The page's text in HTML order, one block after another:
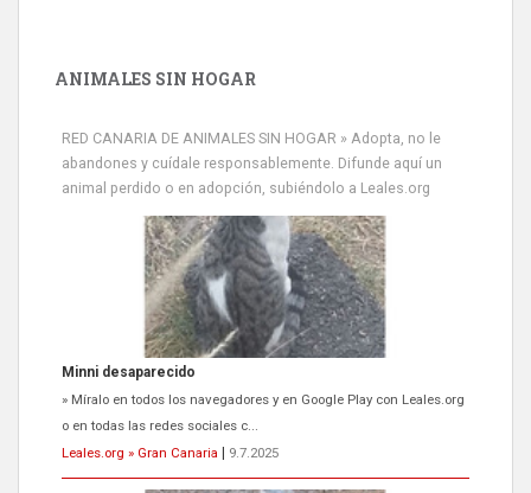
ANIMALES SIN HOGAR
RED CANARIA DE ANIMALES SIN HOGAR » Adopta, no le
abandones y cuídale responsablemente. Difunde aquí un
animal perdido o en adopción, subiéndolo a Leales.org
Minni desaparecido
» Míralo en todos los navegadores y en Google Play con Leales.org
o en todas las redes sociales c...
Leales.org » Gran Canaria
9.7.2025